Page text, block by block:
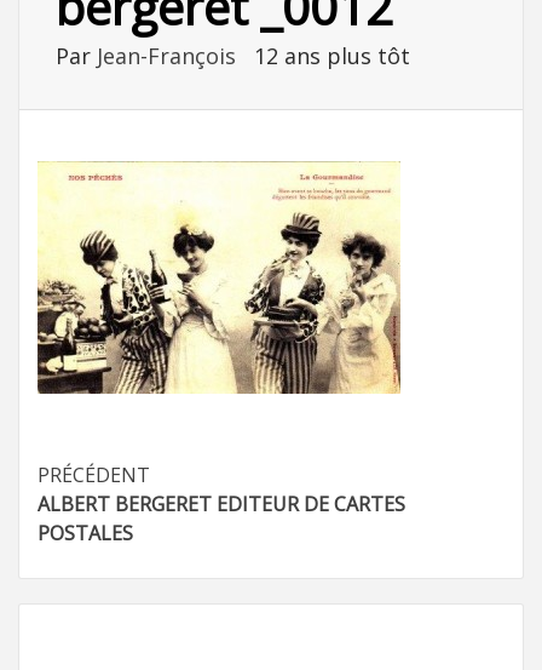
Par Jean-François 12 ans plus tôt
Navigation
d’article
PRÉCÉDENT
ALBERT BERGERET EDITEUR DE CARTES
POSTALES